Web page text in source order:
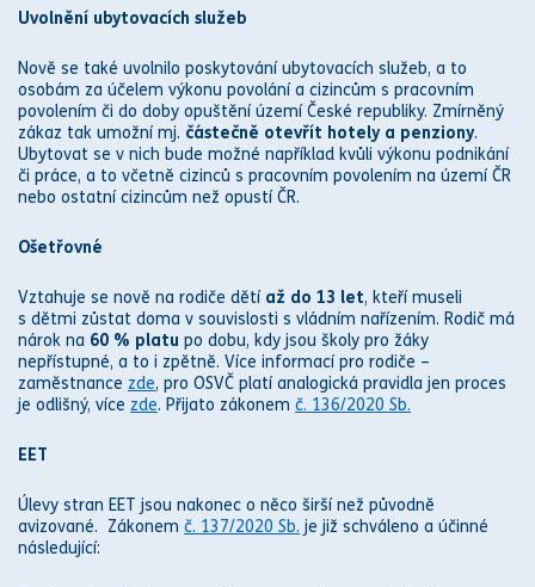
Uvolnění ubytovacích služeb
Nově se také uvolnilo poskytování ubytovacích služeb, a to
osobám za účelem výkonu povolání a cizincům s pracovním
povolením či do doby opuštění území České republiky. Zmírněný
zákaz tak umožní mj. částečně otevřít hotely a penziony.
Ubytovat se v nich bude možné například kvůli výkonu podnikání
či práce, a to včetně cizinců s pracovním povolením na území ČR
nebo ostatní cizincům než opustí ČR.
Ošetřovné
Vztahuje se nově na rodiče dětí až do 13 let, kteří museli
s dětmi zůstat doma v souvislosti s vládním nařízením. Rodič má
nárok na 60 % platu po dobu, kdy jsou školy pro žáky
nepřístupné, a to i zpětně. Více informací pro rodiče –
zaměstnance zde, pro OSVČ platí analogická pravidla jen proces
je odlišný, více zde. Přijato zákonem č. 136/2020 Sb.
EET
Úlevy stran EET jsou nakonec o něco širší než původně
avizované. Zákonem č. 137/2020 Sb. je již schváleno a účinné
následující: